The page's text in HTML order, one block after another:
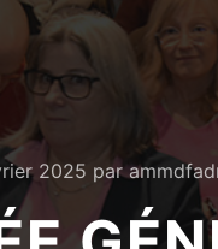
2025 par